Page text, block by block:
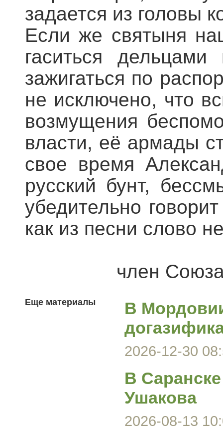
задается из головы
Если же святыня
гаситься
зажигаться по
не исключено, что
возмущения
власти, её армады
свое время
русский бунт,
убедительно
как из песни слово
член
Еще материалы
В
2026-12-30
В
Ушакова
2026-08-13